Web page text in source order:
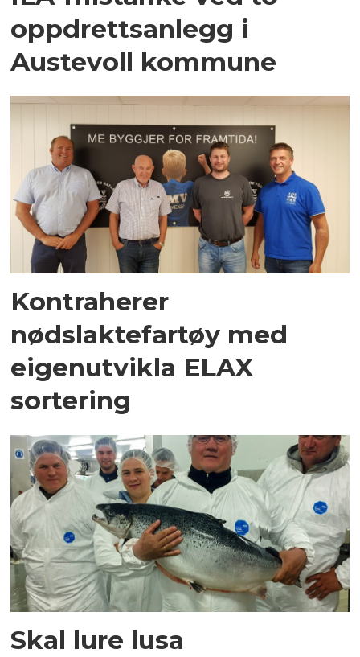
oppdrettsanlegg i
Austevoll kommune
Kontraherer
nødslaktefartøy med
eigenutvikla ELAX
sortering
Skal lure lusa